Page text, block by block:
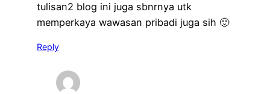
tulisan2 blog ini juga sbnrnya utk
memperkaya wawasan pribadi juga sih 🙂
Reply